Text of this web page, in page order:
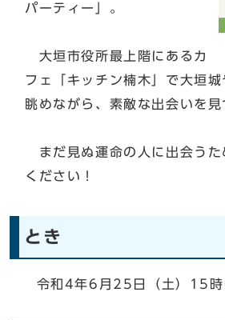
パーティー」。
大垣市役所最上階にあるカ
フェ「キッチン楠木」で大垣
眺めながら、素敵な出会いを見
まだ見ぬ運命の人に出会う
ください！
とき
令和4年6月25日（土）15